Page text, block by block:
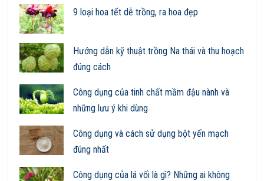
9 loại hoa tết dễ trồng, ra hoa đẹp
Hướng dẫn kỹ thuật trồng Na thái và thu hoạch
đúng cách
Công dụng của tinh chất mầm đậu nành và
những lưu ý khi dùng
Công dụng và cách sử dụng bột yến mạch
đúng nhất
Công dụng của lá vối là gì? Những ai không